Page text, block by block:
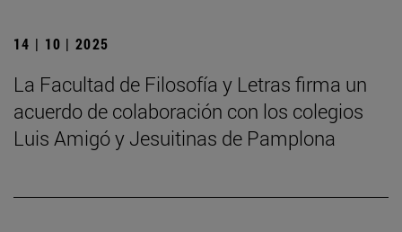
14 | 10 | 2025
La Facultad de Filosofía y Letras firma un
acuerdo de colaboración con los colegios
Luis Amigó y Jesuitinas de Pamplona